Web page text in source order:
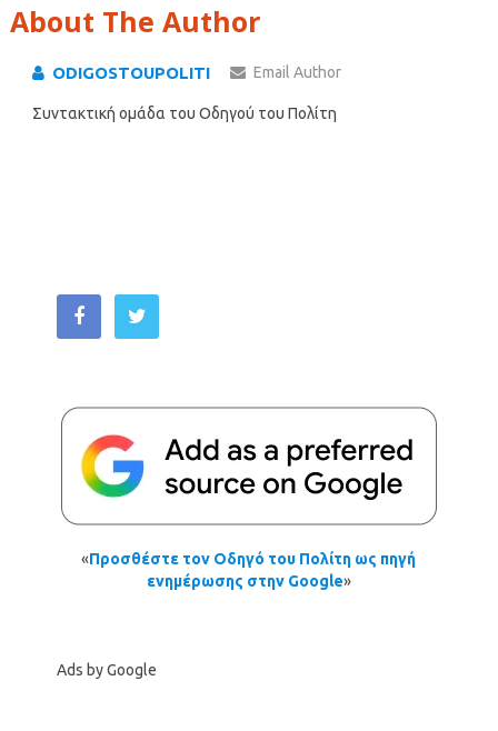
About The Author
ODIGOSTOUPOLITI Email Author
Συντακτική ομάδα του Οδηγού του Πολίτη
«Προσθέστε τον Οδηγό του Πολίτη ως πηγή
ενημέρωσης στην Google»
Ads by Google